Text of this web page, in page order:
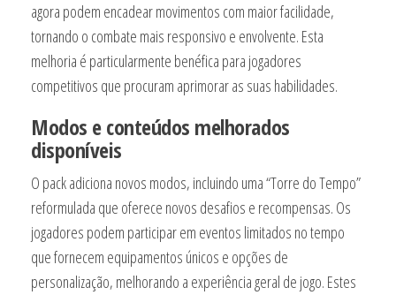
agora podem encadear movimentos com maior facilidade,
tornando o combate mais responsivo e envolvente. Esta
melhoria é particularmente benéfica para jogadores
competitivos que procuram aprimorar as suas habilidades.
Modos e conteúdos melhorados
disponíveis
O pack adiciona novos modos, incluindo uma “Torre do Tempo”
reformulada que oferece novos desafios e recompensas. Os
jogadores podem participar em eventos limitados no tempo
que fornecem equipamentos únicos e opções de
personalização, melhorando a experiência geral de jogo. Estes